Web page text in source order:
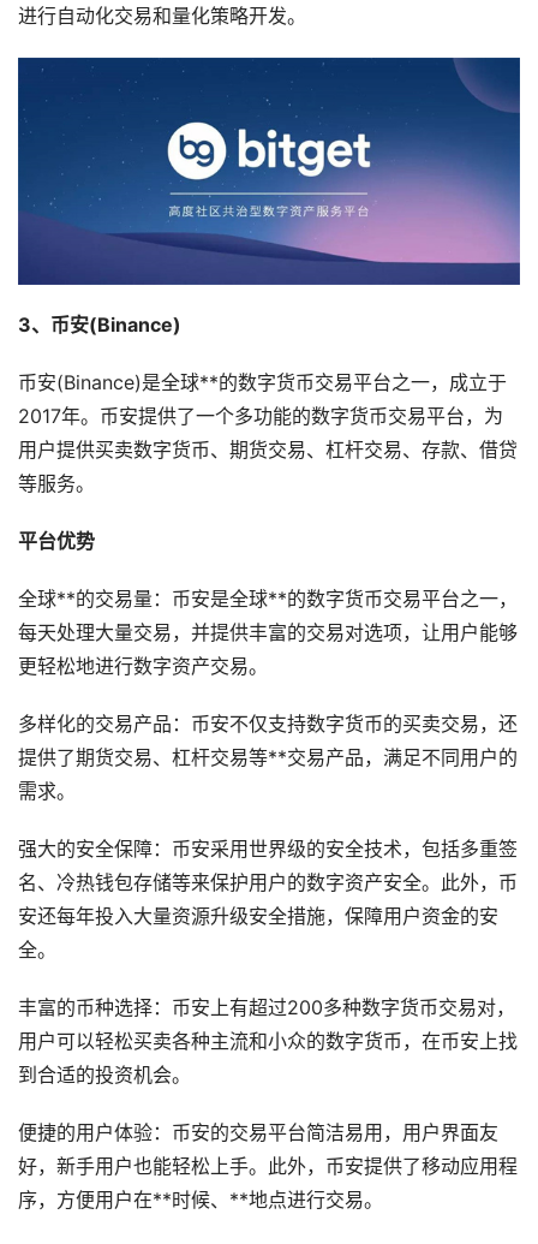
进行自动化交易和量化策略开发。
3、币安(Binance)
币安(Binance)是全球**的数字货币交易平台之一，成立于
2017年。币安提供了一个多功能的数字货币交易平台，为
用户提供买卖数字货币、期货交易、杠杆交易、存款、借贷
等服务。
平台优势
全球**的交易量：币安是全球**的数字货币交易平台之一，
每天处理大量交易，并提供丰富的交易对选项，让用户能够
更轻松地进行数字资产交易。
多样化的交易产品：币安不仅支持数字货币的买卖交易，还
提供了期货交易、杠杆交易等**交易产品，满足不同用户的
需求。
强大的安全保障：币安采用世界级的安全技术，包括多重签
名、冷热钱包存储等来保护用户的数字资产安全。此外，币
安还每年投入大量资源升级安全措施，保障用户资金的安
全。
丰富的币种选择：币安上有超过200多种数字货币交易对，
用户可以轻松买卖各种主流和小众的数字货币，在币安上找
到合适的投资机会。
便捷的用户体验：币安的交易平台简洁易用，用户界面友
好，新手用户也能轻松上手。此外，币安提供了移动应用程
序，方便用户在**时候、**地点进行交易。